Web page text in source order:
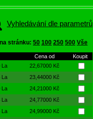
celý
Vyhledávání dle parametrů
stránku: 50 100 250 500 Vše
Cena od
Koupit
La
22,67000 Kč
La
23,44000 Kč
La
24,21000 Kč
La
24,77000 Kč
La
24,99000 Kč